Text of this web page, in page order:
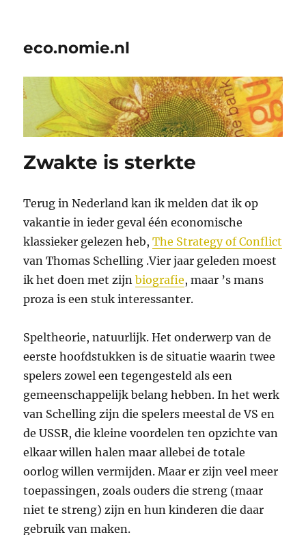
eco.nomie.nl
Zwakte is sterkte
Terug in Nederland kan ik melden dat ik op
vakantie in ieder geval één economische
klassieker gelezen heb,The Strategy of Conflict
van Thomas Schelling .Vier jaar geleden moest
ik het doen met zijnbiografie, maar ’s mans
proza is een stuk interessanter.
Speltheorie, natuurlijk. Het onderwerp van de
eerste hoofdstukken is de situatie waarin twee
spelers zowel een tegengesteld als een
gemeenschappelijk belang hebben. In het werk
van Schelling zijn die spelers meestal de VS en
de USSR, die kleine voordelen ten opzichte van
elkaar willen halen maar allebei de totale
oorlog willen vermijden. Maar er zijn veel meer
toepassingen, zoals ouders die streng (maar
niet te streng) zijn en hun kinderen die daar
gebruik van maken.